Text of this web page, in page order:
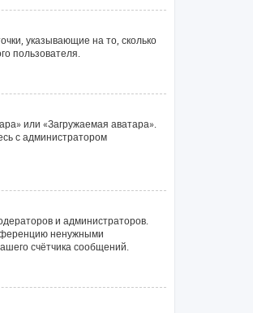
указывающие на то, сколько
пользователя.
или «Загружаемая аватара».
с администратором
и администраторов.
ненужными
счётчика сообщений.